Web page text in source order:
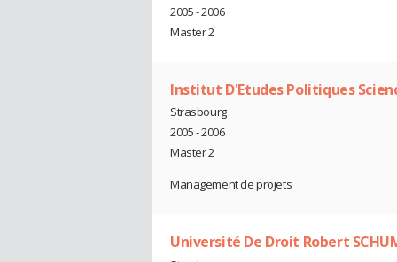
2005 - 2006
Master 2
Institut D'Etudes Politiques
Strasbourg
2005 - 2006
Master 2
Management de projets
Université De Droit Robert